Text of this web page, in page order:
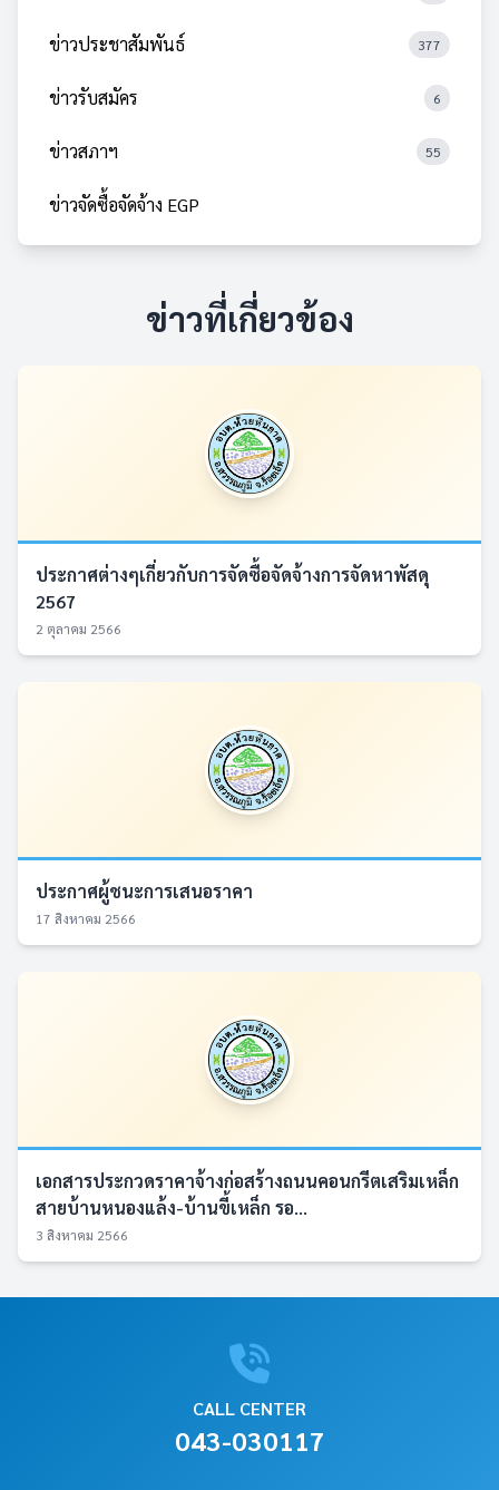
ข่าวประชาสัมพันธ์ 377
ข่าวรับสมัคร 6
ข่าวสภาฯ 55
ข่าวจัดซื้อจัดจ้าง EGP
ข่าวที่เกี่ยวข้อง
ประกาศต่างๆเกี่ยวกับการจัดซื้อจัดจ้างการจัดหาพัสดุ
2567
2 ตุลาคม 2566
ประกาศผู้ชนะการเสนอราคา
17 สิงหาคม 2566
เอกสารประกวดราคาจ้างก่อสร้างถนนคอนกรีตเสริมเหล็ก
สายบ้านหนองแล้ง-บ้านขี้เหล็ก รอ...
3 สิงหาคม 2566
CALL CENTER
043-030117